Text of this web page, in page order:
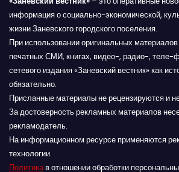
информация о социально-экономической,
жизни Заневского городского поселения.
При использовании оригинальных
печатных СМИ, книгах, видео-, радио-, теле-
сетевого издания «Заневский вестник» как
обязательно.
Присланные материалы не рецензируются и
За достоверность рекламных материалов
рекламодатель.
На информационном ресурсе применяются
технологии.
Политикав отношении обработки